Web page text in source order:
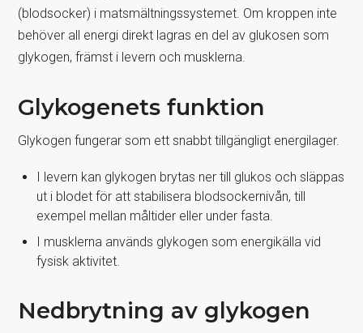
(blodsocker) i matsmältningssystemet. Om kroppen inte
behöver all energi direkt lagras en del av glukosen som
glykogen, främst i levern och musklerna.
Glykogenets funktion
Glykogen fungerar som ett snabbt tillgängligt energilager.
I levern kan glykogen brytas ner till glukos och släppas
ut i blodet för att stabilisera blodsockernivån, till
exempel mellan måltider eller under fasta.
I musklerna används glykogen som energikälla vid
fysisk aktivitet.
Nedbrytning av glykogen